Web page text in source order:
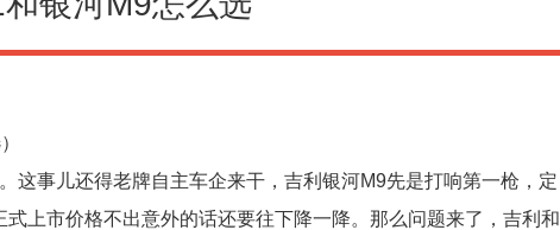
这事儿还得老牌自主车企来干，吉利银河M9先是打响第一枪，定
上市价格不出意外的话还要往下降一降。那么问题来了，吉利和